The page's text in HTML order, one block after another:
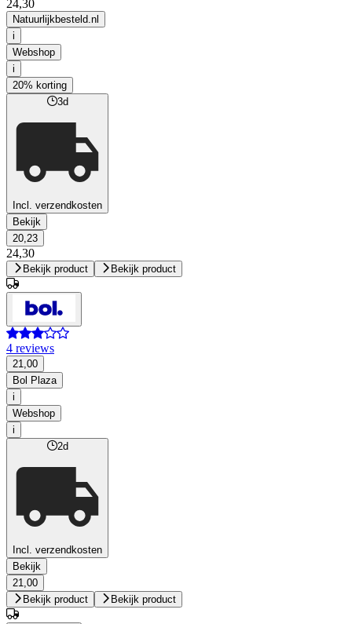
24,30
Natuurlijkbesteld.nl
i
Webshop
i
20% korting
3d
Incl. verzendkosten
Bekijk
20,23
24,30
Bekijk product Bekijk product
4 reviews
21,00
Bol Plaza
i
Webshop
i
2d
Incl. verzendkosten
Bekijk
21,00
Bekijk product
Bekijk product